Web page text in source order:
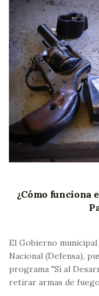
¿Cómo funciona
El Gobierno
Nacional (Defensa),
programa "Sí al
retirar armas de